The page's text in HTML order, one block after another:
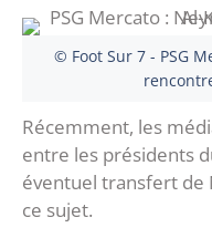
© Foot Sur 7 - PSG
Récemment, les
entre les présidents
éventuel transfert de
ce sujet.